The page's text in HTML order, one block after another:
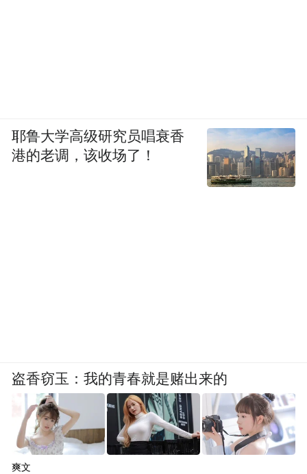
耶鲁大学高级研究员唱衰香
港的老调，该收场了！
盗香窃玉：我的青春就是赌出来的
爽文